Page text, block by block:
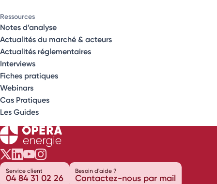
Ressources
Notes d’analyse
Actualités du marché & acteurs
Actualités réglementaires
Interviews
Fiches pratiques
Webinars
Cas Pratiques
Les Guides
Opéra Énergie sur Twitter
Opéra Énergie sur LinkedIn
Opéra Énergie sur Youtube
Opéra Énergie sur Instagram
Service client
04 84 31 02 26
Besoin d'aide ?
Contactez-nous par mail